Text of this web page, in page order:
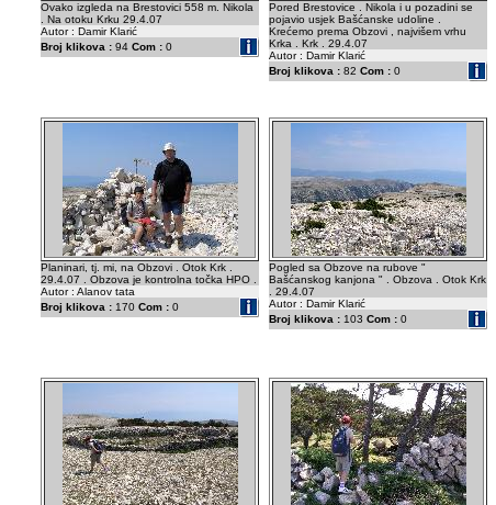
Ovako izgleda na Brestovici 558 m. Nikola
. Na otoku Krku 29.4.07
Autor : Damir Klarić
Broj klikova : 94 Com : 0
Pored Brestovice . Nikola i u pozadini se
pojavio usjek Bašćanske udoline .
Krećemo prema Obzovi , najvišem vrhu
Krka . Krk . 29.4.07
Autor : Damir Klarić
Broj klikova : 82 Com : 0
Planinari, tj. mi, na Obzovi . Otok Krk .
29.4.07 . Obzova je kontrolna točka HPO .
Autor : Alanov tata
Broj klikova : 170 Com : 0
Pogled sa Obzove na rubove "
Bašćanskog kanjona " . Obzova . Otok Krk
. 29.4.07
Autor : Damir Klarić
Broj klikova : 103 Com : 0